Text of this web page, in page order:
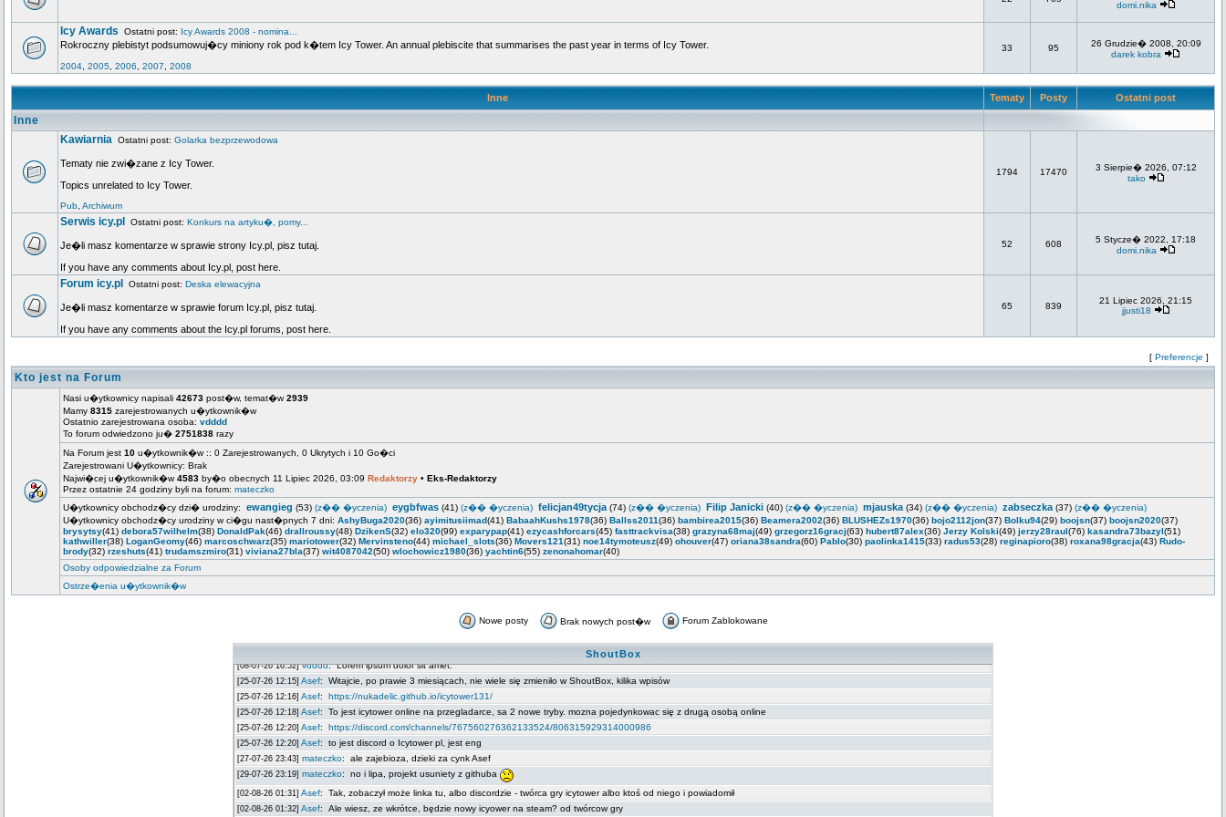
domi.nika
Icy Awards Ostatni post: Icy Awards 2008 - nomina...
Rokroczny plebistyt podsumowuj�cy miniony rok pod k�tem Icy Tower. An annual plebiscite that summarises the past year in terms of Icy Tower.
2004 2005 2006 2007 2008
33 95
26 Grudzie� 2008, 20:09
darek kobra
Inne Tematy Posty Ostatni post
Inne
Kawiarnia Ostatni post: Golarka bezprzewodowa
Tematy nie zwi�zane z Icy Tower.
Topics unrelated to Icy Tower.
Pub Archiwum
1794 17470
3 Sierpie� 2026, 07:12
tako
Serwis icy.pl Ostatni post: Konkurs na artyku�, pomy...
Je�li masz komentarze w sprawie strony Icy.pl, pisz tutaj.
If you have any comments about Icy.pl, post here.
52 608
5 Stycze� 2022, 17:18
domi.nika
Forum icy.pl Ostatni post: Deska elewacyjna
Je�li masz komentarze w sprawie forum Icy.pl, pisz tutaj.
If you have any comments about the Icy.pl forums, post here.
65 839
21 Lipiec 2026, 21:15
jjusti18
[ Preferencje ]
Kto jest na Forum
Nasi u�ytkownicy napisali 42673 post�w, temat�w2939
Mamy 8315 zarejestrowanych u�ytkownik�w
Ostatnio zarejestrowana osoba: vdddd
To forum odwiedzono ju� 2751838 razy
Na Forum jest 10 u�ytkownik�w :: 0 Zarejestrowanych, 0 Ukrytych i 10 Go�ci
Zarejestrowani U�ytkownicy: Brak
Najwi�cej u�ytkownik�w4583 by�o obecnych 11 Lipiec 2026, 03:09 Redaktorzy • Eks-Redaktorzy
Przez ostatnie 24 godziny byli na forum: mateczko
U�ytkownicy obchodz�cy dzi� urodziny: ewangieg (53) (z�� �yczenia) eygbfwas (41) (z�� �yczenia) felicjan49tycja (74) (z�� �yczenia) Filip Janicki (40) (z�� �yczenia) mjauska (34) (z�� �yczenia) zabseczka (37) (z�� �yczenia)
U�ytkownicy obchodz�cy urodziny w ci�gu nast�pnych 7 dni: AshyBuga2020(36) ayimitusiimad(41) BabaahKushs1978(36) Ballss2011(36) bambirea2015(36) Beamera2002(36) BLUSHEZs1970(36) bojo2112jon(37) Bolku94(29) boojsn(37) boojsn2020(37)
brysytsy(41) debora57wilhelm(38) DonaldPak(46) drallroussy(48) DzikenS(32) elo320(99) exparypap(41) ezycashforcars(45) fasttrackvisa(38) grazyna68maj(49) grzegorz16gracj(63) hubert87alex(36) Jerzy Kolski(49) jerzy28raul(76) kasandra73bazyl(51)
kathwiller(38) LoganGeomy(46) marcoschwarz(35) mariotower(32) Mervinsteno(44) michael_slots(36) Movers121(31) noe14tymoteusz(49) ohouver(47) oriana38sandra(60) Pablo(30) paolinka1415(33) radus53(28) reginapioro(38) roxana98gracja(43) Rudo-
brody(32) rzeshuts(41) trudamszmiro(31) viviana27bla(37) wit4087042(50) wlochowicz1980(36) yachtin6(55) zenonahomar(40)
Osoby odpowiedzialne za Forum
Ostrze�enia u�ytkownik�w
Nowe posty Brak nowych post�w Forum Zablokowane
ShoutBox